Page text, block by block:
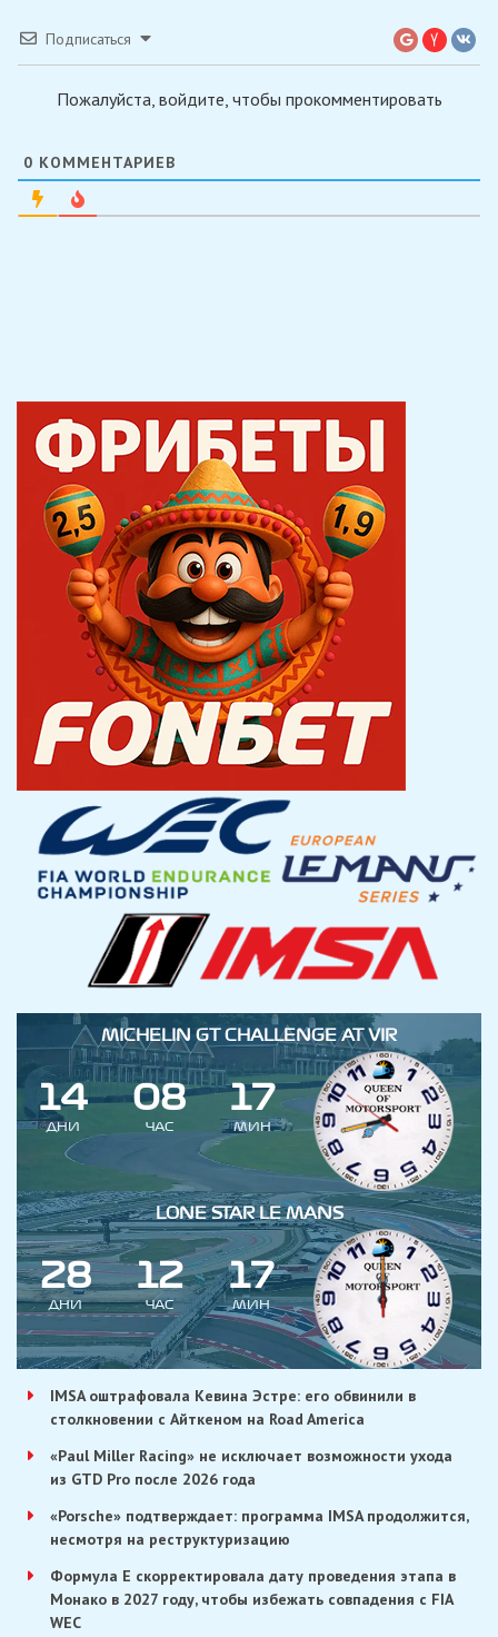
Подписаться
Пожалуйста, войдите, чтобы прокомментировать
0 КОММЕНТАРИЕВ
MICHELIN GT CHALLENGE AT VIR
14
ДНИ
08
ЧАС
17
МИН
LONE STAR LE MANS
28
ДНИ
12
ЧАС
17
МИН
IMSA оштрафовала Кевина Эстре: его обвинили в
столкновении с Айткеном на Road America
«Paul Miller Racing» не исключает возможности ухода
из GTD Pro после 2026 года
«Porsche» подтверждает: программа IMSA продолжится,
несмотря на реструктуризацию
Формула E скорректировала дату проведения этапа в
Монако в 2027 году, чтобы избежать совпадения с FIA
WEC